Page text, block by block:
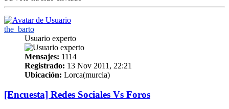
the_barto
Usuario experto
Mensajes: 1114
Registrado: 13 Nov 2011, 22:21
Ubicación: Lorca(murcia)
[Encuesta] Redes Sociales Vs Foros